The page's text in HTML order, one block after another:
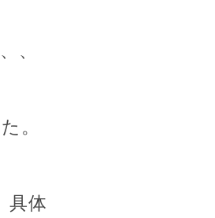
、
。
具体